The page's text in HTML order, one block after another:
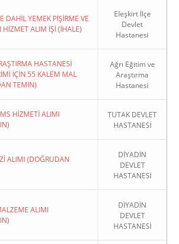
DAHİL YEMEK PİŞİRME VE
HİZMET ALIM İŞİ (İHALE)
Eleşkirt İlçe
Devlet
Hastanesi
HASTANESİ
İÇİN 55 KALEM MAL
TEMIN)
Ağrı Eğitim ve
Araştırma
Hastanesi
HİZMETİ ALIMI
TUTAK DEVLET
HASTANESİ
ALIMI (DOĞRUDAN
DİYADİN
DEVLET
HASTANESİ
ALIMI
DİYADİN
DEVLET
HASTANESİ